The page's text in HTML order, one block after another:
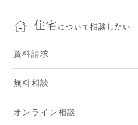
住宅について相談したい
資料請求
無料相談
オンライン相談